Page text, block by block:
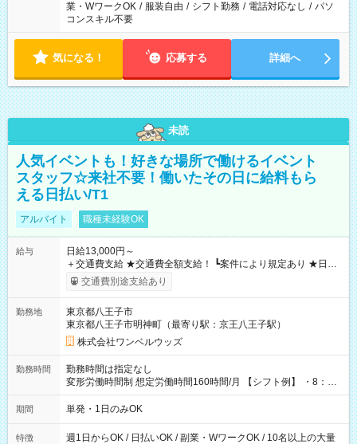
業・WワークOK / 服装自由 / シフト勤務 / 電話対応なし / パソ
コンスキル不要
気になる！ 応募する 詳細へ
未読
人気イベントも！好きな場所で働けるイベント
スタッフ☆来社不要！働いたその日に給料もら
える日払い/T1
アルバイト 職種未経験OK
給与
日給13,000円～
＋交通費支給 ★交通費全額支給！ ┗案件により規定あり ★日払
いOK！（規定あり） ┗働いたその日に現金GET♪ お仕事後はコ
ンビニATMから 日払い分を引き落とせます！ 【試用期間】試
交通費別途支給あり
勤務地
東京都八王子市
東京都八王子市明神町（最寄り駅：京王八王子駅）
株式会社ワンベルウッズ
勤務時間
勤務時間は指定なし
変形労働時間制 想定労働時間160時間/月 【シフト例】 ・8：00
～21：00
期間 単発・1日のみOK
特徴
週1日からOK / 日払いOK / 副業・WワークOK / 10名以上の大量